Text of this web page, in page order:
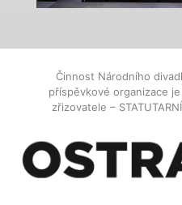
Činnost Národního
příspěvkové organizace
zřizovatele –